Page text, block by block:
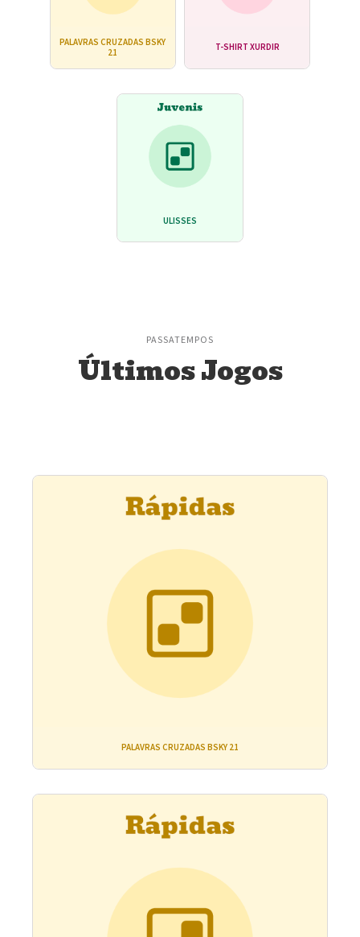
PALAVRAS CRUZADAS BSKY
21
T-SHIRT XURDIR
ULISSES
PASSATEMPOS
Últimos Jogos
PALAVRAS CRUZADAS BSKY 21